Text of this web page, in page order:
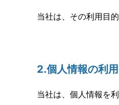
当社は、その利用目
2.個人情報の利
当社は、個人情報を